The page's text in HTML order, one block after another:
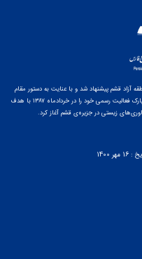
قشم پیشنهاد شد و با عنایت به دستور مقام
معظم رهبری و پس از ارائه‌ی گزارشی از پتانسیل‌های منطقه، این پارک فعالیت رسمی خود را در خردادماه ۱۳۸۷ با هدف
زیستی در جزیره‌ی قشم آغاز کرد.
1400